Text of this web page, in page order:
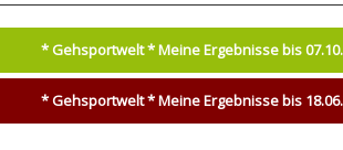
* Gehsportwelt * Meine Ergebnisse bis
* Gehsportwelt * Meine Ergebnisse bis